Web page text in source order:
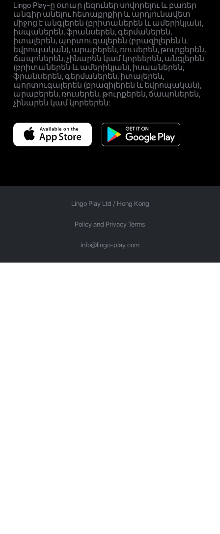
Lingo Play-ը օտար լեզուներ սովորելու և բառեր
անգիր անելու հետաքրքիր և արդյունավետ
միջոց է անգլերեն (բրիտաներեն և ամերիկյան),
իսպաներեն, ֆրանսերեն, գերմաներեն,
իտալերեն, պորտուգալերեն (բրազիլերեն և
եվրոպական), արաբերեն, ռուսերեն, թուրքերեն,
ճապոներեն, չինարեն կամ կորեերեն, անգլերեն
(բրիտաներեն և ամերիկյան), իսպաներեն,
ֆրանսերեն, գերմաներեն, իտալերեն,
պորտուգալերեն (բրազիլերեն և եվրոպական),
արաբերեն, ռուսերեն, թուրքերեն, ճապոներեն,
չինարեն կամ կորեերեն:
Lingo Play Ltd / Hong Kong
Policy and Privacy Terms
info@lingo-play.com